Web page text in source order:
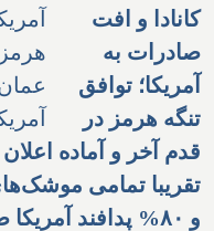
کانادا و افت
صادرات به
آمریکا؛ توافق
تنگه هرمز در
قدم آخر و آماده
تقریبا تمامی
و ۸۰% پدافند